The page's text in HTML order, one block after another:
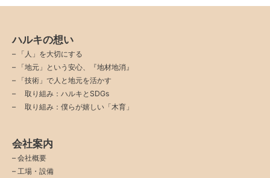
ハルキの想い
–
「人」を大切にする
–
「地元」という安心、『地材地消』
–
「技術」で人と地元を活かす
–
取り組み：ハルキとSDGs
–
取り組み：僕らが嬉しい「木育」
会社案内
– 会社概要
– 工場・設備